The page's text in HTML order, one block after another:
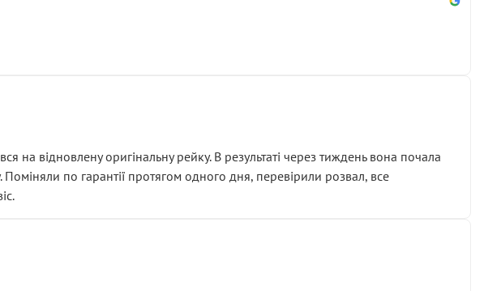
на відновлену оригінальну рейку. В результаті через тиждень вона почала
по гарантії протягом одного дня, перевірили розвал, все